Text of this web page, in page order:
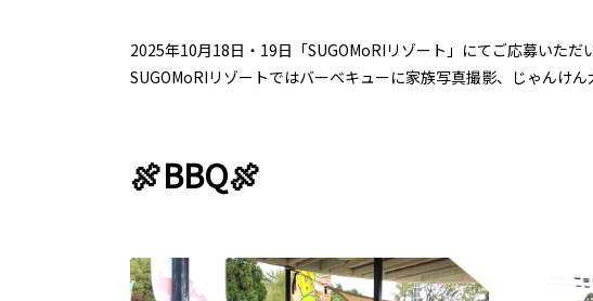
2025年10月18日・19日「SUGOMoRIリゾート」にてご応募いただ
SUGOMoRIリゾートではバーベキューに家族写真撮影、じゃんけ
🍖BBQ🍖